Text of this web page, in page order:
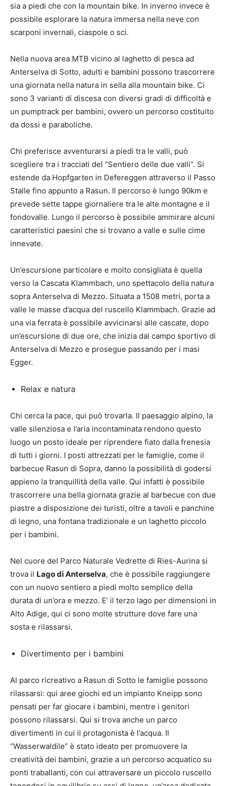
sia a piedi che con la mountain bike. In inverno invece è
possibile esplorare la natura immersa nella neve con
scarponi invernali, ciaspole o sci.
Nella nuova area MTB vicino al laghetto di pesca ad
Anterselva di Sotto, adulti e bambini possono trascorrere
una giornata nella natura in sella alla mountain bike. Ci
sono 3 varianti di discesa con diversi gradi di difficoltà e
un pumptrack per bambini, ovvero un percorso costituito
da dossi e paraboliche.
Chi preferisce avventurarsi a piedi tra le valli, può
scegliere tra i tracciati del “Sentiero delle due valli”. Si
estende da Hopfgarten in Defereggen attraverso il Passo
Stalle fino appunto a Rasun. Il percorso è lungo 90km e
prevede sette tappe giornaliere tra le alte montagne e il
fondovalle. Lungo il percorso è possibile ammirare alcuni
caratteristici paesini che si trovano a valle e sulle cime
innevate.
Un’escursione particolare e molto consigliata è quella
verso la Cascata Klammbach, uno spettacolo della natura
sopra Anterselva di Mezzo. Situata a 1508 metri, porta a
valle le masse d’acqua del ruscello Klammbach. Grazie ad
una via ferrata è possibile avvicinarsi alle cascate, dopo
un’escursione di due ore, che inizia dal campo sportivo di
Anterselva di Mezzo e prosegue passando per i masi
Egger.
Relax e natura
Chi cerca la pace, qui può trovarla. Il paesaggio alpino, la
valle silenziosa e l’aria incontaminata rendono questo
luogo un posto ideale per riprendere fiato dalla frenesia
di tutti i giorni. I posti attrezzati per le famiglie, come il
barbecue Rasun di Sopra, danno la possibilità di godersi
appieno la tranquillità della valle. Qui infatti è possibile
trascorrere una bella giornata grazie al barbecue con due
piastre a disposizione dei turisti, oltre a tavoli e panchine
di legno, una fontana tradizionale e un laghetto piccolo
per i bambini.
Nel cuore del Parco Naturale Vedrette di Ries-Aurina si
trova il Lago di Anterselva, che è possibile raggiungere
con un nuovo sentiero a piedi molto semplice della
durata di un’ora e mezzo. E’ il terzo lago per dimensioni in
Alto Adige, qui ci sono molte strutture dove fare una
sosta e rilassarsi.
Divertimento per i bambini
Al parco ricreativo a Rasun di Sotto le famiglie possono
rilassarsi: qui aree giochi ed un impianto Kneipp sono
pensati per far giocare i bambini, mentre i genitori
possono rilassarsi. Qui si trova anche un parco
divertimenti in cui il protagonista è l’acqua. Il
“Wasserwaldile” è stato ideato per promuovere la
creatività dei bambini, grazie a un percorso acquatico su
ponti traballanti, con cui attraversare un piccolo ruscello